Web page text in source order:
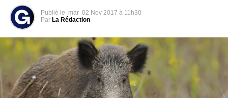
Publié le mar 02 Nov 2017 à 11h30
Par La Rédaction